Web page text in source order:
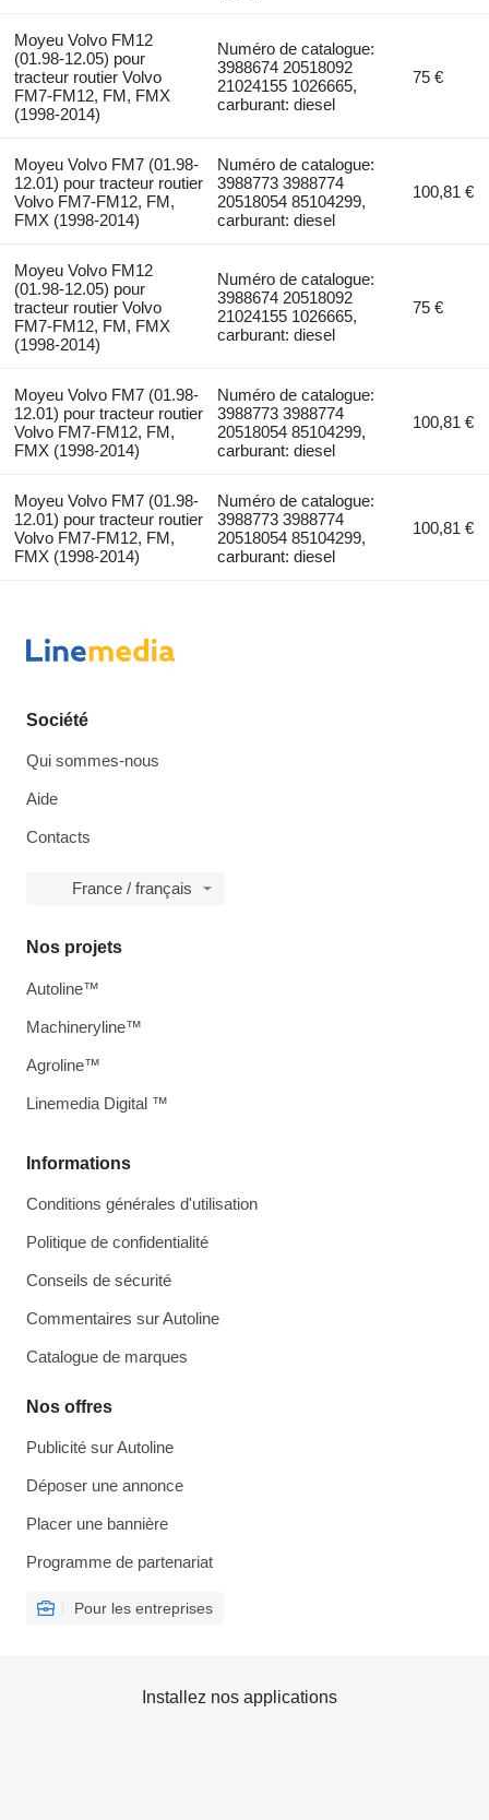
Moyeu Volvo FM12
(01.98-12.05) pour
tracteur routier Volvo
FM7-FM12, FM, FMX
(1998-2014)
Numéro de catalogue:
3988674 20518092
21024155 1026665,
carburant: diesel
75 €
Moyeu Volvo FM7 (01.98-
12.01) pour tracteur routier
Volvo FM7-FM12, FM,
FMX (1998-2014)
Numéro de catalogue:
3988773 3988774
20518054 85104299,
carburant: diesel
100,81 €
Moyeu Volvo FM12
(01.98-12.05) pour
tracteur routier Volvo
FM7-FM12, FM, FMX
(1998-2014)
Numéro de catalogue:
3988674 20518092
21024155 1026665,
carburant: diesel
75 €
Moyeu Volvo FM7 (01.98-
12.01) pour tracteur routier
Volvo FM7-FM12, FM,
FMX (1998-2014)
Numéro de catalogue:
3988773 3988774
20518054 85104299,
carburant: diesel
100,81 €
Moyeu Volvo FM7 (01.98-
12.01) pour tracteur routier
Volvo FM7-FM12, FM,
FMX (1998-2014)
Numéro de catalogue:
3988773 3988774
20518054 85104299,
carburant: diesel
100,81 €
Société
Qui sommes-nous
Aide
Contacts
France / français
Informations
Conditions générales d'utilisation
Politique de confidentialité
Conseils de sécurité
Commentaires sur Autoline
Catalogue de marques
Nos offres
Publicité sur Autoline
Déposer une annonce
Placer une bannière
Programme de partenariat
Pour les entreprises
Nos projets
Autoline™
Machineryline™
Agroline™
Linemedia Digital ™
Installez nos applications